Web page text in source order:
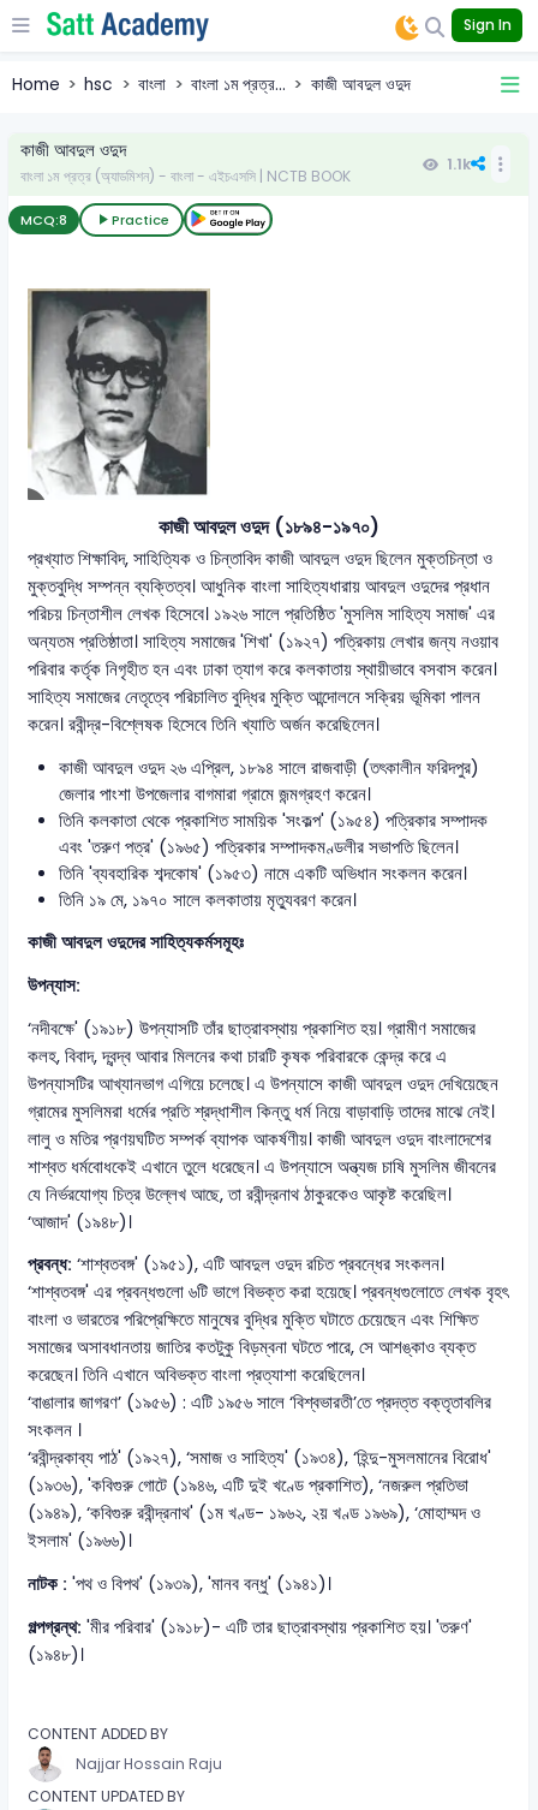
Sign In
Home hsc বাংলা বাংলা ১ম প্রত্র... কাজী আবদুল ওদুদ
কাজী আবদুল ওদুদ
বাংলা ১ম প্রত্র (অ্যাডমিশন) - বাংলা - এইচএসসি | NCTB BOOK
1.1k
MCQ:8 Practice
কাজী আবদুল ওদুদ (১৮৯৪-১৯৭০)
প্রখ্যাত শিক্ষাবিদ, সাহিত্যিক ও চিন্তাবিদ কাজী আবদুল ওদুদ ছিলেন মুক্তচিন্তা ও
মুক্তবুদ্ধি সম্পন্ন ব্যক্তিত্ব। আধুনিক বাংলা সাহিত্যধারায় আবদুল ওদুদের প্রধান
পরিচয় চিন্তাশীল লেখক হিসেবে। ১৯২৬ সালে প্রতিষ্ঠিত 'মুসলিম সাহিত্য সমাজ' এর
অন্যতম প্রতিষ্ঠাতা। সাহিত্য সমাজের 'শিখা' (১৯২৭) পত্রিকায় লেখার জন্য নওয়াব
পরিবার কর্তৃক নিগৃহীত হন এবং ঢাকা ত্যাগ করে কলকাতায় স্থায়ীভাবে বসবাস করেন।
সাহিত্য সমাজের নেতৃত্বে পরিচালিত বুদ্ধির মুক্তি আন্দোলনে সক্রিয় ভূমিকা পালন
করেন। রবীন্দ্র-বিশ্লেষক হিসেবে তিনি খ্যাতি অর্জন করেছিলেন।
কাজী আবদুল ওদুদ ২৬ এপ্রিল, ১৮৯৪ সালে রাজবাড়ী (তৎকালীন ফরিদপুর)
জেলার পাংশা উপজেলার বাগমারা গ্রামে জন্মগ্রহণ করেন।
তিনি কলকাতা থেকে প্রকাশিত সাময়িক 'সংকল্প' (১৯৫৪) পত্রিকার সম্পাদক
এবং 'তরুণ পত্র' (১৯৬৫) পত্রিকার সম্পাদকমণ্ডলীর সভাপতি ছিলেন।
তিনি 'ব্যবহারিক শব্দকোষ' (১৯৫৩) নামে একটি অভিধান সংকলন করেন।
তিনি ১৯ মে, ১৯৭০ সালে কলকাতায় মৃত্যুবরণ করেন।
কাজী আবদুল ওদুদের সাহিত্যকর্মসমূহঃ
উপন্যাস:
‘নদীবক্ষে' (১৯১৮) উপন্যাসটি তাঁর ছাত্রাবস্থায় প্রকাশিত হয়। গ্রামীণ সমাজের
কলহ, বিবাদ, দ্বন্দ্ব আবার মিলনের কথা চারটি কৃষক পরিবারকে কেন্দ্র করে এ
উপন্যাসটির আখ্যানভাগ এগিয়ে চলেছে। এ উপন্যাসে কাজী আবদুল ওদুদ দেখিয়েছেন
গ্রামের মুসলিমরা ধর্মের প্রতি শ্রদ্ধাশীল কিন্তু ধর্ম নিয়ে বাড়াবাড়ি তাদের মাঝে নেই।
লালু ও মতির প্রণয়ঘটিত সম্পর্ক ব্যাপক আকর্ষণীয়। কাজী আবদুল ওদুদ বাংলাদেশের
শাশ্বত ধর্মবোধকেই এখানে তুলে ধরেছেন। এ উপন্যাসে অন্ত্যজ চাষি মুসলিম জীবনের
যে নির্ভরযোগ্য চিত্র উল্লেখ আছে, তা রবীন্দ্রনাথ ঠাকুরকেও আকৃষ্ট করেছিল।
‘আজাদ' (১৯৪৮)।
প্রবন্ধ: ‘শাশ্বতবঙ্গ' (১৯৫১), এটি আবদুল ওদুদ রচিত প্রবন্ধের সংকলন।
‘শাশ্বতবঙ্গ' এর প্রবন্ধগুলো ৬টি ভাগে বিভক্ত করা হয়েছে। প্রবন্ধগুলোতে লেখক বৃহৎ
বাংলা ও ভারতের পরিপ্রেক্ষিতে মানুষের বুদ্ধির মুক্তি ঘটাতে চেয়েছেন এবং শিক্ষিত
সমাজের অসাবধানতায় জাতির কতটুকু বিড়ম্বনা ঘটতে পারে, সে আশঙ্কাও ব্যক্ত
করেছেন। তিনি এখানে অবিভক্ত বাংলা প্রত্যাশা করেছিলেন।
‘বাঙালার জাগরণ’ (১৯৫৬) : এটি ১৯৫৬ সালে ‘বিশ্বভারতী’তে প্রদত্ত বক্তৃতাবলির
সংকলন ।
‘রবীন্দ্রকাব্য পাঠ' (১৯২৭), ‘সমাজ ও সাহিত্য' (১৯৩৪), ‘হিন্দু-মুসলমানের বিরোধ'
(১৯৩৬), 'কবিগুরু গোটে (১৯৪৬, এটি দুই খণ্ডে প্রকাশিত), ‘নজরুল প্রতিভা
(১৯৪৯), ‘কবিগুরু রবীন্দ্রনাথ' (১ম খণ্ড- ১৯৬২, ২য় খণ্ড ১৯৬৯), ‘মোহাম্মদ ও
ইসলাম' (১৯৬৬)।
নাটক :'পথ ও বিপথ' (১৯৩৯), 'মানব বন্ধু' (১৯৪১)।
গল্পগ্রন্থ: 'মীর পরিবার' (১৯১৮)- এটি তার ছাত্রাবস্থায় প্রকাশিত হয়। 'তরুণ'
(১৯৪৮)।
CONTENT ADDED BY
Najjar Hossain Raju
CONTENT UPDATED BY